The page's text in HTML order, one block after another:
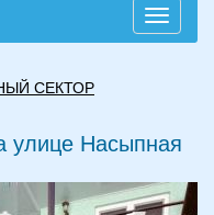
Toggle
СЕКТОР
улице Насыпная